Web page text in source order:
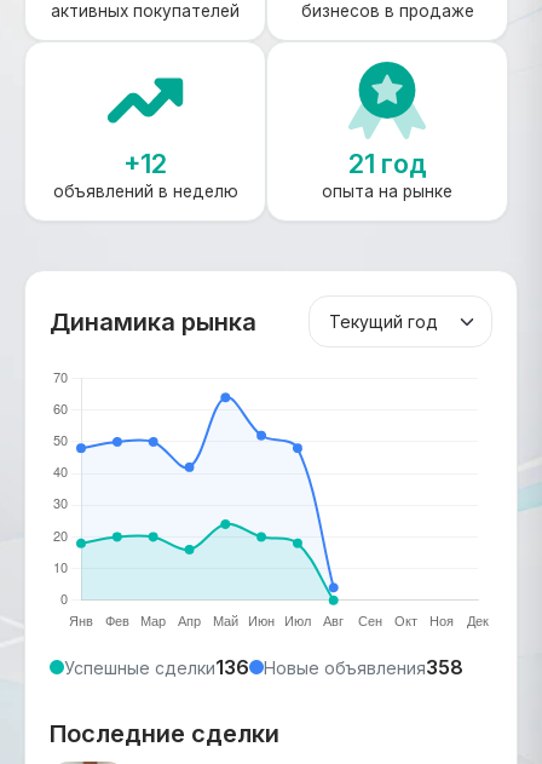
активных покупателей бизнесов в продаже
+12
объявлений в неделю
21 год
опыта на рынке
Динамика рынка
Период графика
Успешные сделки136 Новые объявления358
Последние сделки